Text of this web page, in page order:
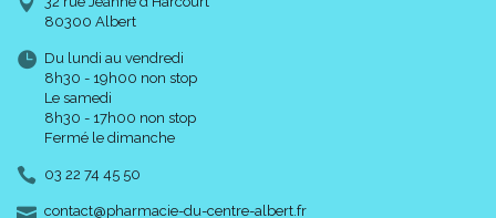
80300 Albert
Du lundi au vendredi
8h30 - 19h00 non stop
Le samedi
8h30 - 17h00 non stop
Fermé le dimanche
03 22 74 45 50
contact-
@-
pharmacie-du-centre-albert.fr